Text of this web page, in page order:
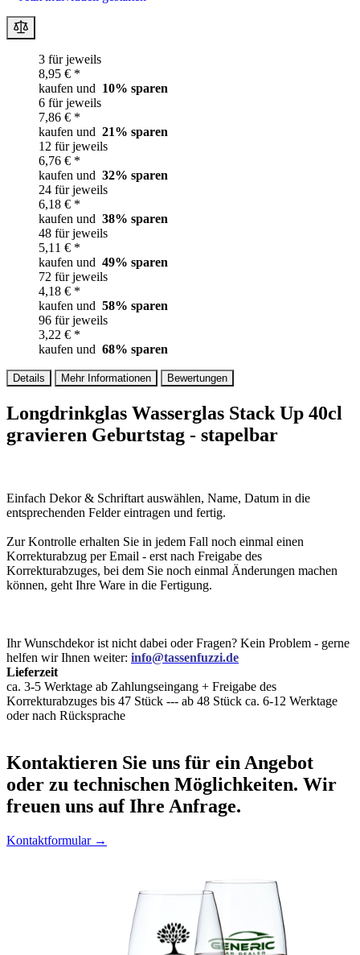
3 für jeweils
8,95 € *
kaufen und 10% sparen
6 für jeweils
7,86 € *
kaufen und 21% sparen
12 für jeweils
6,76 € *
kaufen und 32% sparen
24 für jeweils
6,18 € *
kaufen und 38% sparen
48 für jeweils
5,11 € *
kaufen und 49% sparen
72 für jeweils
4,18 € *
kaufen und 58% sparen
96 für jeweils
3,22 € *
kaufen und 68% sparen
Details Mehr Informationen Bewertungen
Longdrinkglas Wasserglas Stack Up 40cl
gravieren Geburtstag - stapelbar
Einfach Dekor & Schriftart auswählen, Name, Datum in die
entsprechenden Felder eintragen und fertig.
Zur Kontrolle erhalten Sie in jedem Fall noch einmal einen
Korrekturabzug per Email - erst nach Freigabe des
Korrekturabzuges, bei dem Sie noch einmal Änderungen machen
können, geht Ihre Ware in die Fertigung.
Ihr Wunschdekor ist nicht dabei oder Fragen? Kein Problem - gerne
helfen wir Ihnen weiter: info@tassenfuzzi.de
Lieferzeit
ca. 3-5 Werktage ab Zahlungseingang + Freigabe des
Korrekturabzuges bis 47 Stück --- ab 48 Stück ca. 6-12 Werktage
oder nach Rücksprache
Kontaktieren Sie uns für ein Angebot
oder zu technischen Möglichkeiten. Wir
freuen uns auf Ihre Anfrage.
Kontaktformular →